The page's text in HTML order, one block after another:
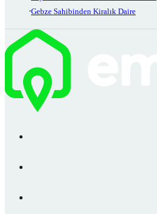
Gebze Sahibinden Kiralık Daire